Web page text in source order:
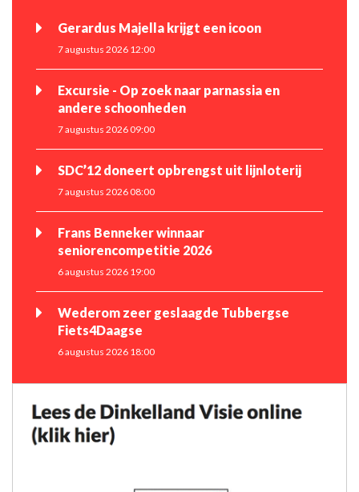
Gerardus Majella krijgt een icoon
7 augustus 2026 12:00
Excursie - Op zoek naar parnassia en
andere schoonheden
7 augustus 2026 09:00
SDC’12 doneert opbrengst uit lijnloterij
7 augustus 2026 08:00
Frans Benneker winnaar
seniorencompetitie 2026
6 augustus 2026 19:00
Wederom zeer geslaagde Tubbergse
Fiets4Daagse
6 augustus 2026 18:00